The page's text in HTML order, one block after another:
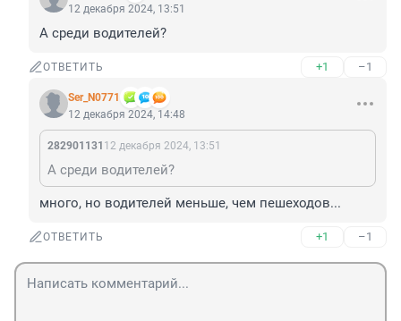
12 декабря 2024, 13:51
А среди водителей?
ОТВЕТИТЬ +1 –1
Ser_N0771
12 декабря 2024, 14:48
282901131 12 декабря 2024, 13:51
А среди водителей?
много, но водителей меньше, чем пешеходов...
ОТВЕТИТЬ +1 –1